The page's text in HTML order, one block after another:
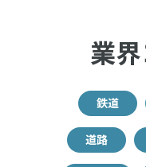
業
鉄道
道路